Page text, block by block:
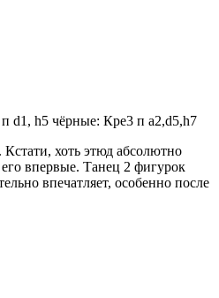
d1, h5 чёрные: Кре3 п а2,d5,h7
хоть этюд абсолютно
впервые. Танец 2 фигурок
впечатляет, особенно после